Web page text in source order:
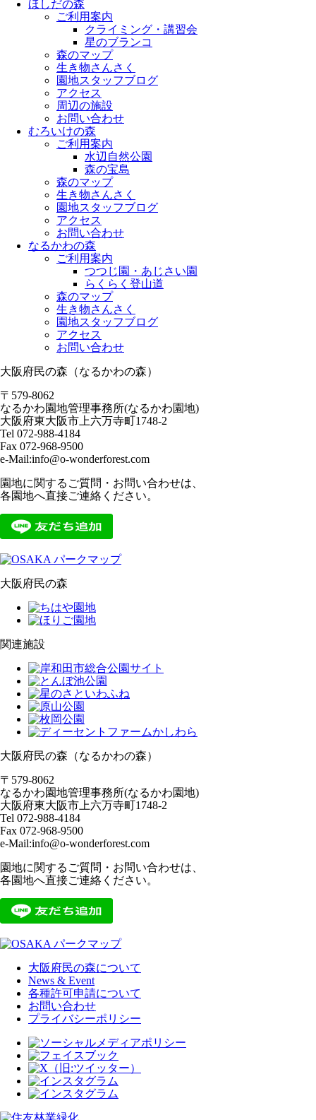
ほしだの森
ご利用案内
クライミング・講習会
星のブランコ
森のマップ
生き物さんさく
園地スタッフブログ
アクセス
周辺の施設
お問い合わせ
むろいけの森
ご利用案内
水辺自然公園
森の宝島
森のマップ
生き物さんさく
園地スタッフブログ
アクセス
お問い合わせ
なるかわの森
ご利用案内
つつじ園・あじさい園
らくらく登山道
森のマップ
生き物さんさく
園地スタッフブログ
アクセス
お問い合わせ
大阪府民の森（なるかわの森）
〒579-8062
なるかわ園地管理事務所(なるかわ園地)
大阪府東大阪市上六万寺町1748-2
Tel 072-988-4184
Fax 072-968-9500
e-Mail:info@o-wonderforest.com
園地に関するご質問・お問い合わせは、
各園地へ直接ご連絡ください。
大阪府民の森
関連施設
大阪府民の森（なるかわの森）
〒579-8062
なるかわ園地管理事務所(なるかわ園地)
大阪府東大阪市上六万寺町1748-2
Tel 072-988-4184
Fax 072-968-9500
e-Mail:info@o-wonderforest.com
園地に関するご質問・お問い合わせは、
各園地へ直接ご連絡ください。
大阪府民の森について
News & Event
各種許可申請について
お問い合わせ
プライバシーポリシー